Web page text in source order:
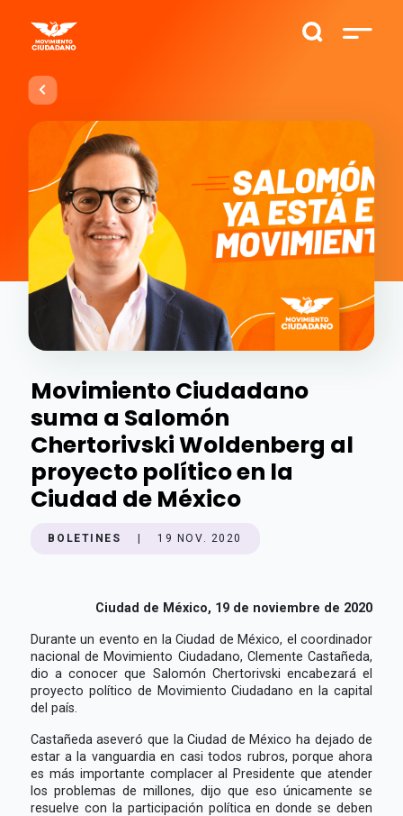
Movimiento Ciudadano
suma a Salomón
Chertorivski Woldenberg al
proyecto político en la
Ciudad de México
BOLETINES 19 NOV. 2020
Ciudad de México, 19 de noviembre de 2020
Durante un evento en la Ciudad de México, el coordinador
nacional de Movimiento Ciudadano, Clemente Castañeda,
dio a conocer que Salomón Chertorivski encabezará el
proyecto político de Movimiento Ciudadano en la capital
del país.
Castañeda aseveró que la Ciudad de México ha dejado de
estar a la vanguardia en casi todos rubros, porque ahora
es más importante complacer al Presidente que atender
los problemas de millones, dijo que eso únicamente se
resuelve con la participación política en donde se deben